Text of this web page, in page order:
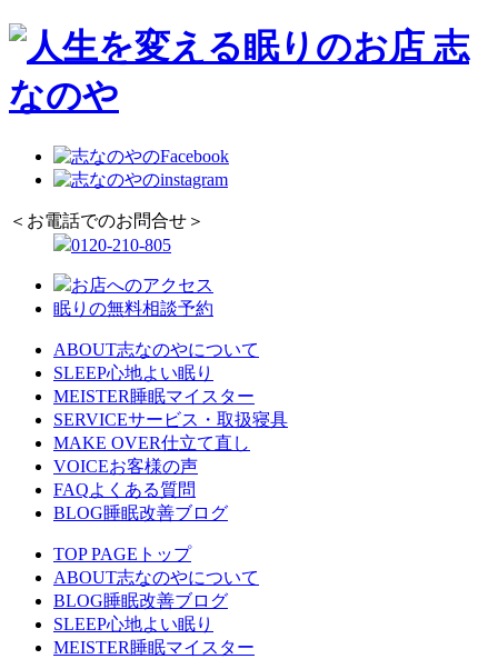
＜お電話でのお問合せ＞
0120-210-805
お店へのアクセス
眠りの無料相談予約
ABOUT志なのやについて
SLEEP心地よい眠り
MEISTER睡眠マイスター
SERVICEサービス・取扱寝具
MAKE OVER仕立て直し
VOICEお客様の声
FAQよくある質問
BLOG睡眠改善ブログ
TOP PAGE トップ
ABOUT志なのやについて
BLOG睡眠改善ブログ
SLEEP心地よい眠り
MEISTER睡眠マイスター